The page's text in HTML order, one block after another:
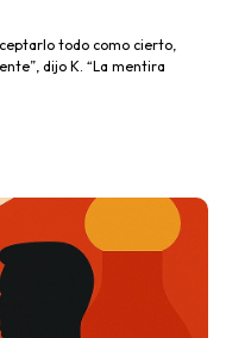
todo como cierto,
dijo K. “La mentira